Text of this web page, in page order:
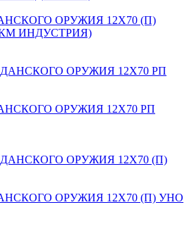
ОРУЖИЯ 12Х70 (П)
ИНДУСТРИЯ)
ОРУЖИЯ 12Х70 РП
ОРУЖИЯ 12Х70 (П) УНО